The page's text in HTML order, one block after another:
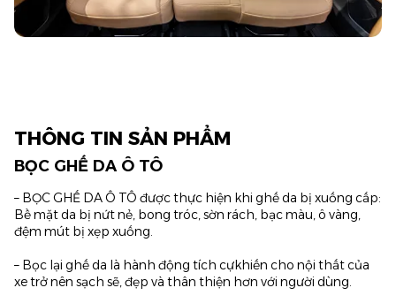
THÔNG TIN SẢN PHẨM
BỌC GHẾ DA Ô TÔ
– BỌC GHẾ DA Ô TÔ được thực hiện khi ghế da bị xuống cấp:
Bề mặt da bị nứt nẻ, bong tróc, sờn rách, bạc màu, ô vàng,
đệm mút bị xẹp xuống.
– Bọc lại ghế da là hành động tích cựkhiến cho nội thất của
xe trở nên sạch sẽ, đẹp và thân thiện hơn với người dùng.